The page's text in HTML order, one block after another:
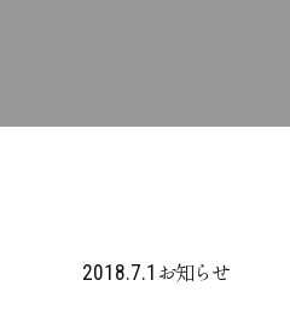
2018.7.1 お知らせ